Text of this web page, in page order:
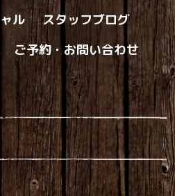
ル
スタッフブログ
ご予約・お問い合わせ